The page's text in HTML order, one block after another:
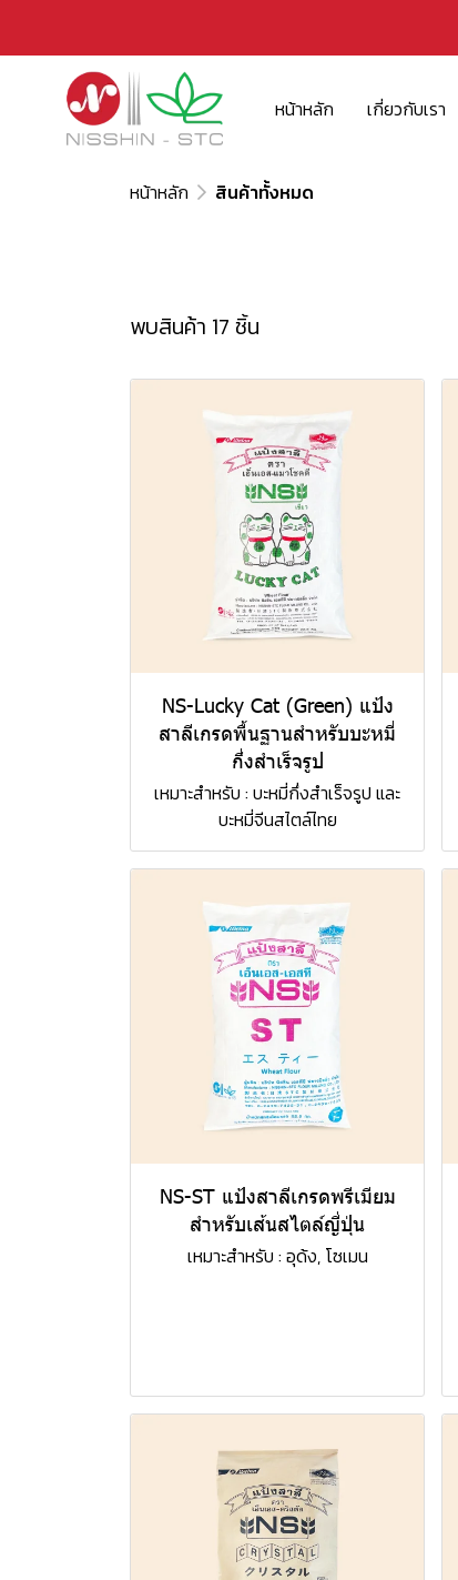
หน้าหลัก เกี่ยวกับเรา
หน้าหลัก สินค้าทั้งหมด
พบสินค้า 17 ชิ้น
NS-Lucky Cat (Green) แป้ง
สาลีเกรดพื้นฐานสำหรับบะหมี่
กึ่งสำเร็จรูป
เหมาะสำหรับ : บะหมี่กึ่งสำเร็จรูป และ
บะหมี่จีนสไตล์ไทย
NS-ST แป้งสาลีเกรดพรีเมียม
สำหรับเส้นสไตล์ญี่ปุ่น
เหมาะสำหรับ : อุด้ง, โซเมน